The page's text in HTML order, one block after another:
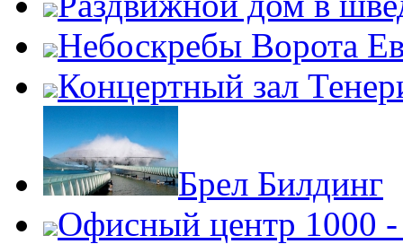
Небоскребы Ворота
Концертный зал
Брел Билдинг
Офисный центр 1000 -